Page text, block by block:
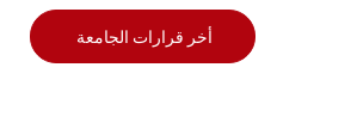
أخر قرارات الجامعة